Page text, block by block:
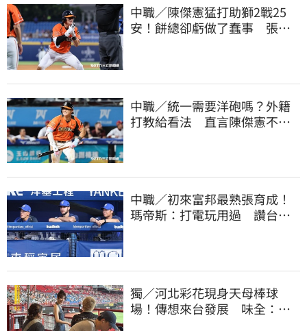
中職／陳傑憲猛打助獅2戰25
安！餅總卻虧做了蠢事 張翔
中職／統一需要洋砲嗎？外籍
打教給看法 直言陳傑憲不能
中職／初來富邦最熟張育成！
瑪帝斯：打電玩用過 讚台灣
獨／河北彩花現身天母棒球
場！傳想來台發展 味全：歡